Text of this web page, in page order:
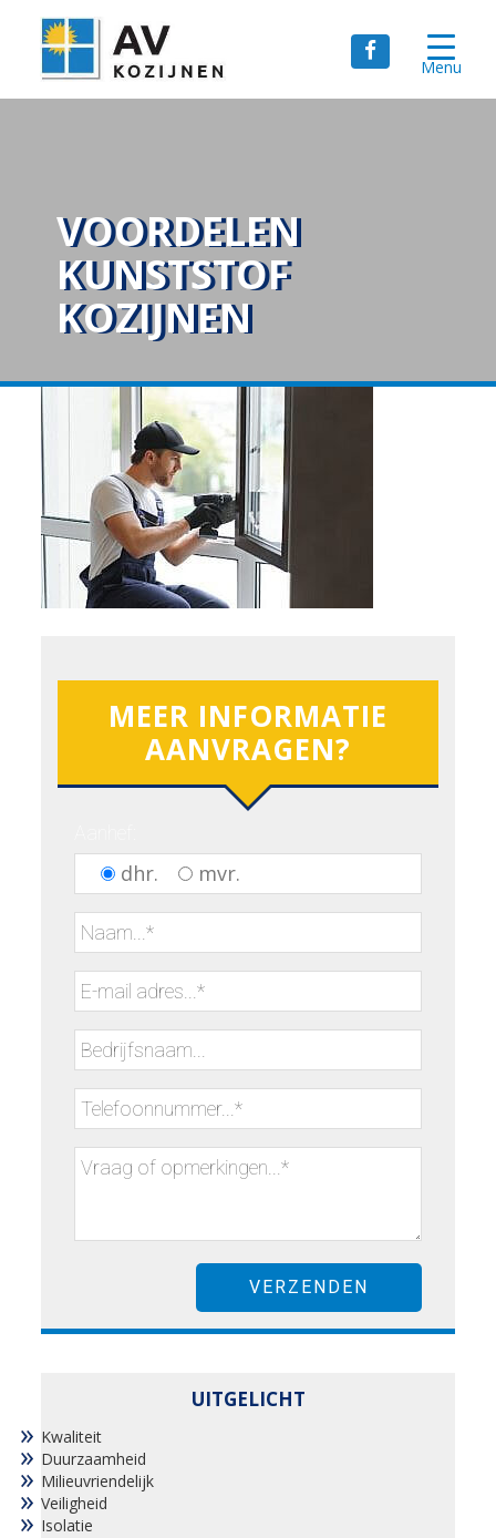
VOORDELEN
KUNSTSTOF
KOZIJNEN
MEER INFORMATIE
AANVRAGEN?
dhr. mvr.
UITGELICHT
Kwaliteit
Duurzaamheid
Milieuvriendelijk
Veiligheid
Isolatie
Menu